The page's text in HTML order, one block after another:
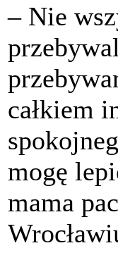
– Nie
całkiem
mogę
mama